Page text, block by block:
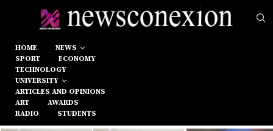
HOME
NEWS
SPORT
ECONOMY
TECHNOLOGY
UNIVERSITY
ARTICLES AND OPINIONS
ART
AWARDS
RADIO
STUDENTS